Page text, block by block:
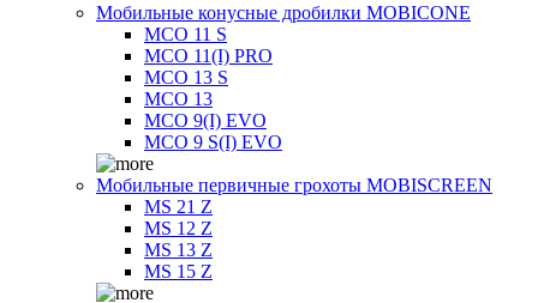
Мобильные конусные дробилки MOBICONE
MCO 11 S
MCO 11(I) PRO
MCO 13 S
MCO 13
MCO 9(I) EVO
MCO 9 S(I) EVO
Мобильные первичные грохоты MOBISCREEN
MS 21 Z
MS 12 Z
MS 13 Z
MS 15 Z